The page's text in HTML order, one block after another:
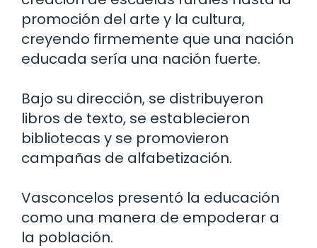
promoción del arte y la cultura,
creyendo firmemente que una nación
educada sería una nación fuerte.
Bajo su dirección, se distribuyeron
libros de texto, se establecieron
bibliotecas y se promovieron
campañas de alfabetización.
Vasconcelos presentó la educación
como una manera de empoderar a
la población.